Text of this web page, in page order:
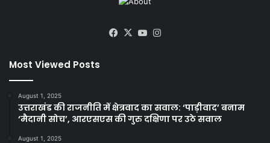
Facebook
X YouTube
Most Viewed Posts
August 1, 2025
उत्तराखंड की राजनीति में क्षेत्रवाद का सवाल: ‘पाड़ीवाद’ बनाम
‘मैदानी सोच’, आरएसएस की गुरु दक्षिणा पर उठे सवाल
August 1, 2025